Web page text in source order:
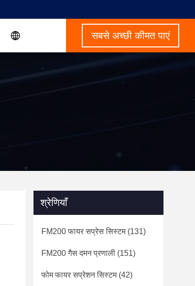
सबसे अच्छी कीमत पाएं
श्रेणियाँ
FM200 फायर सप्रेस सिस्टम(131)
FM200 गैस दमन प्रणाली (151)
फोम फायर सप्रेशन सिस्टम(42)